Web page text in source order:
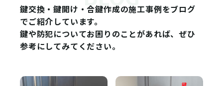
鍵交換・鍵開け・合鍵作成の施工事例をブログ
でご紹介しています。
鍵や防犯についてお困りのことがあれば、ぜひ
参考にしてみてください。